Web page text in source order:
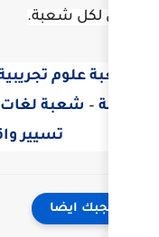
شعبة الرياضيات
أجنبية –شعبة تقني
شعبة فنون